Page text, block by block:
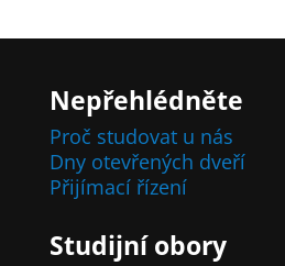
Nepřehlédněte
Proč studovat u nás
Dny otevřených dveří
Přijímací řízení
Studijní obory